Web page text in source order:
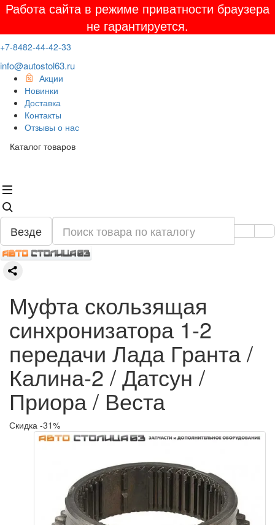
Работа сайта в режиме приватности браузера
не гарантируется.
+7-8482-44-42-33
info@autostol63.ru
Акции
Новинки
Доставка
Контакты
Отзывы о нас
Каталог товаров
Везде
Муфта скользящая
синхронизатора 1-2
передачи Лада Гранта /
Калина-2 / Датсун /
Приора / Веста
Скидка -31%